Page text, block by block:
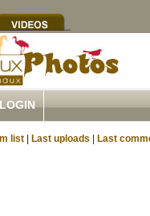
LOGIN
list Last uploads Last